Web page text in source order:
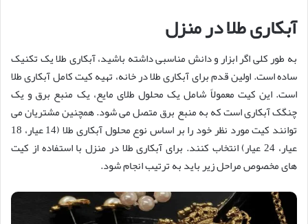
آبکاری طلا در منزل
به طور کلی اگر ابزار و دانش مناسبی داشته باشید، آبکاری طلا یک تکنیک
ساده است. اولین قدم برای آبکاری طلا در خانه، تهیه کیت کامل آبکاری طلا
است. این کیت معمولاً شامل یک محلول طلای مایع، یک منبع برق و یک
چنگک آبکاری است که به منبع برق متصل می شود. همچنین مشتریان می
توانند کیت مورد نظر خود را بر اساس نوع محلول آبکاری طلا (14 عیار، 18
عیار، 24 عیار) انتخاب کنند. برای آبکاری طلا در منزل با استفاده از کیت
های مخصوص مراحل زیر باید به ترتیب انجام شود.